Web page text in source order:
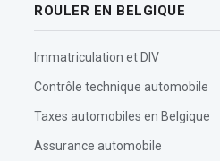
ROULER EN BELGIQUE
Immatriculation et DIV
Contrôle technique automobile
Taxes automobiles en Belgique
Assurance automobile